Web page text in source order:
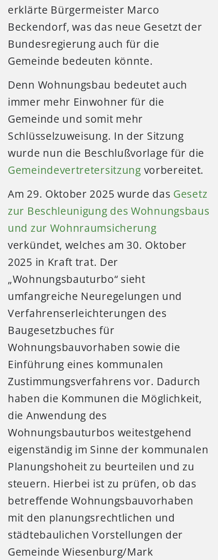
erklärte Bürgermeister Marco
Beckendorf, was das neue Gesetzt der
Bundesregierung auch für die
Gemeinde bedeuten könnte.
Denn Wohnungsbau bedeutet auch
immer mehr Einwohner für die
Gemeinde und somit mehr
Schlüsselzuweisung. In der Sitzung
wurde nun die Beschlußvorlage für die
Gemeindevertretersitzung vorbereitet.
Am 29. Oktober 2025 wurde das Gesetz
zur Beschleunigung des Wohnungsbaus
und zur Wohnraumsicherung
verkündet, welches am 30. Oktober
2025 in Kraft trat. Der
„Wohnungsbauturbo“ sieht
umfangreiche Neuregelungen und
Verfahrenserleichterungen des
Baugesetzbuches für
Wohnungsbauvorhaben sowie die
Einführung eines kommunalen
Zustimmungsverfahrens vor. Dadurch
haben die Kommunen die Möglichkeit,
die Anwendung des
Wohnungsbauturbos weitestgehend
eigenständig im Sinne der kommunalen
Planungshoheit zu beurteilen und zu
steuern. Hierbei ist zu prüfen, ob das
betreffende Wohnungsbauvorhaben
mit den planungsrechtlichen und
städtebaulichen Vorstellungen der
Gemeinde Wiesenburg/Mark